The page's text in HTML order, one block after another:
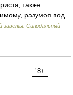
также
разумея под
заветы. Синодальный
18+